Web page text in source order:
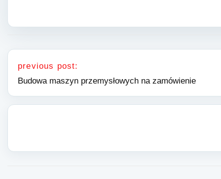
Nawigacja wpisu
previous post:
Budowa maszyn przemysłowych na zamówienie